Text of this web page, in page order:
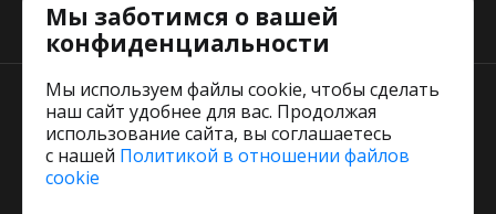
Тарифы
Пользовательское соглашение
Мы заботимся о вашей
конфиденциальности
Мы используем файлы cookie, чтобы сделать
наш сайт удобнее для вас. Продолжая
использование сайта, вы соглашаетесь
с нашей Политикой в отношении файлов
cookie